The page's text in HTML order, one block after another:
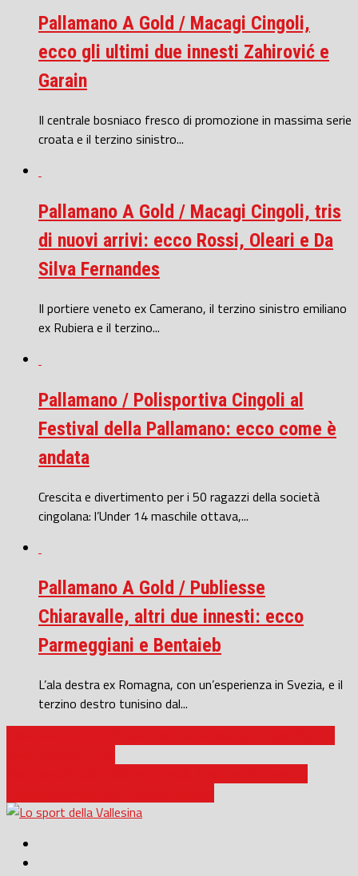
Pallamano A Gold / Macagi Cingoli,
ecco gli ultimi due innesti Zahirović e
Garain
Il centrale bosniaco fresco di promozione in massima serie
croata e il terzino sinistro...
Pallamano A Gold / Macagi Cingoli, tris
di nuovi arrivi: ecco Rossi, Oleari e Da
Silva Fernandes
Il portiere veneto ex Camerano, il terzino sinistro emiliano
ex Rubiera e il terzino...
Pallamano / Polisportiva Cingoli al
Festival della Pallamano: ecco come è
andata
Crescita e divertimento per i 50 ragazzi della società
cingolana: l’Under 14 maschile ottava,...
Pallamano A Gold / Publiesse
Chiaravalle, altri due innesti: ecco
Parmeggiani e Bentaieb
L’ala destra ex Romagna, con un’esperienza in Svezia, e il
terzino destro tunisino dal...